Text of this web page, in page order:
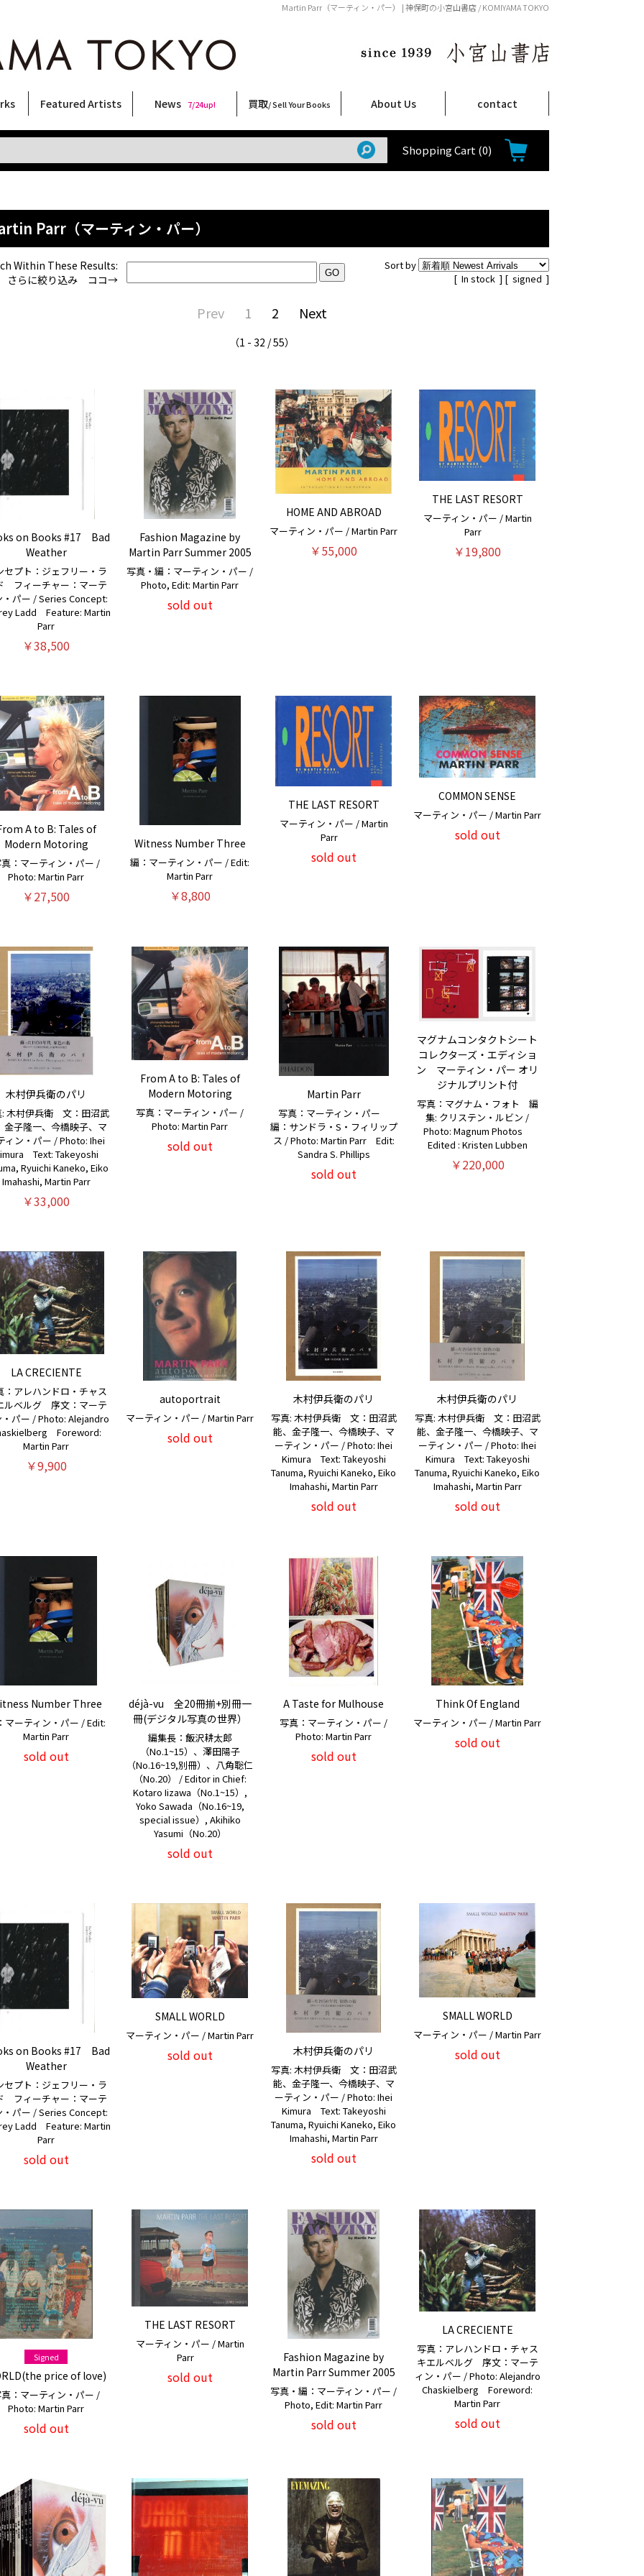
Martin Parr（マーティン・パー） | 神保町の小宮山書店 / KOMIYAMA TOKYO
ー
ト
Featured Artists
稲嶺啓一(東風終)
村田言恵
丸岡和吾
Rico Casella
キム・ロートン
菅谷晋一
柴田亜美
内藤啓介
CHRIS
天野タケル
須藤昌人
COOKIE
三島由紀夫
内藤ルネ
春川ナミオ
林月光
三島剛
秋赤音
二本木里美
森山大道
大西洋介
大類信
横尾忠則
佐伯俊男
北島敬三
News 7/24up!
新着・おすすめ商品 9/7up!
フェア・イベント情報 7/24up!
お店からのお知らせ 6/1up!
買取/ Sell Your Books
買取ブログ
買取専用フォーム
古書 / 古本の買取
美術品の買取
出張買取について
宅配買取について
店頭買取について
よくある質問
About Us
店舗案内
Shop Infomation
ご注文について
How to Order
特定商取引法に関する表示
プライバシーポリシー
contact
Shopping Cart (0)
Parr（マーティン・パー）
Within These Results:
さらに絞り込み ココ→
Sort by
[ In stock ] [ signed ]
Prev 1 2 Next
（1 - 32 / 55）
on Books #17 Bad
Weather
セプト：ジェフリー・ラ
フィーチャー：マーテ
・パー / Series Concept:
Ladd Feature: Martin
Parr
￥38,500
Fashion Magazine by
Martin Parr Summer 2005
写真・編：マーティン・パー /
Photo, Edit: Martin Parr
sold out
HOME AND ABROAD
マーティン・パー / Martin Parr
￥55,000
THE LAST RESORT
マーティン・パー / Martin
Parr
￥19,800
A to B: Tales of
Modern Motoring
：マーティン・パー /
Photo: Martin Parr
￥27,500
Witness Number Three
編：マーティン・パー / Edit:
Martin Parr
￥8,800
THE LAST RESORT
マーティン・パー / Martin
Parr
sold out
COMMON SENSE
マーティン・パー / Martin Parr
sold out
木村伊兵衛のパリ
: 木村伊兵衛 文：田沼武
金子隆一、今橋映子、マ
ィン・パー / Photo: Ihei
Text: Takeyoshi
Ryuichi Kaneko, Eiko
Imahashi, Martin Parr
￥33,000
From A to B: Tales of
Modern Motoring
写真：マーティン・パー /
Photo: Martin Parr
sold out
Martin Parr
写真：マーティン・パー
編：サンドラ・S・フィリップ
ス / Photo: Martin Parr Edit:
Sandra S. Phillips
sold out
マグナムコンタクトシート
コレクターズ・エディショ
ン マーティン・パー オリ
ジナルプリント付
写真：マグナム・フォト 編
集: クリステン・ルビン /
Photo: Magnum Photos
Edited : Kristen Lubben
￥220,000
LA CRECIENTE
：アレハンドロ・チャス
ルベルグ 序文：マーテ
パー / Photo: Alejandro
Foreword:
Martin Parr
￥9,900
autoportrait
マーティン・パー / Martin Parr
sold out
木村伊兵衛のパリ
写真: 木村伊兵衛 文：田沼武
能、金子隆一、今橋映子、マ
ーティン・パー / Photo: Ihei
Kimura Text: Takeyoshi
Tanuma, Ryuichi Kaneko, Eiko
Imahashi, Martin Parr
sold out
木村伊兵衛のパリ
写真: 木村伊兵衛 文：田沼武
能、金子隆一、今橋映子、マ
ーティン・パー / Photo: Ihei
Kimura Text: Takeyoshi
Tanuma, Ryuichi Kaneko, Eiko
Imahashi, Martin Parr
sold out
Number Three
マーティン・パー / Edit:
Martin Parr
sold out
déjà-vu 全20冊揃+別冊一
冊(デジタル写真の世界）
編集長：飯沢耕太郎
（No.1~15）、澤田陽子
（No.16~19,別冊）、八角聡仁
（No.20） / Editor in Chief:
Kotaro Iizawa（No.1~15）,
Yoko Sawada（No.16~19,
special issue）, Akihiko
Yasumi（No.20）
sold out
A Taste for Mulhouse
写真：マーティン・パー /
Photo: Martin Parr
sold out
Think Of England
マーティン・パー / Martin Parr
sold out
on Books #17 Bad
Weather
セプト：ジェフリー・ラ
フィーチャー：マーテ
・パー / Series Concept:
Ladd Feature: Martin
Parr
sold out
SMALL WORLD
マーティン・パー / Martin Parr
sold out 木村伊兵衛のパリ
写真: 木村伊兵衛 文：田沼武
能、金子隆一、今橋映子、マ
ーティン・パー / Photo: Ihei
Kimura Text: Takeyoshi
Tanuma, Ryuichi Kaneko, Eiko
Imahashi, Martin Parr
sold out
SMALL WORLD
マーティン・パー / Martin Parr
sold out
Signed
price of love)
：マーティン・パー /
Photo: Martin Parr
sold out
THE LAST RESORT
マーティン・パー / Martin
Parr
sold out
Fashion Magazine by
Martin Parr Summer 2005
写真・編：マーティン・パー /
Photo, Edit: Martin Parr
sold out
LA CRECIENTE
写真：アレハンドロ・チャス
キエルベルグ 序文：マーテ
ィン・パー / Photo: Alejandro
Chaskielberg Foreword:
Martin Parr
sold out